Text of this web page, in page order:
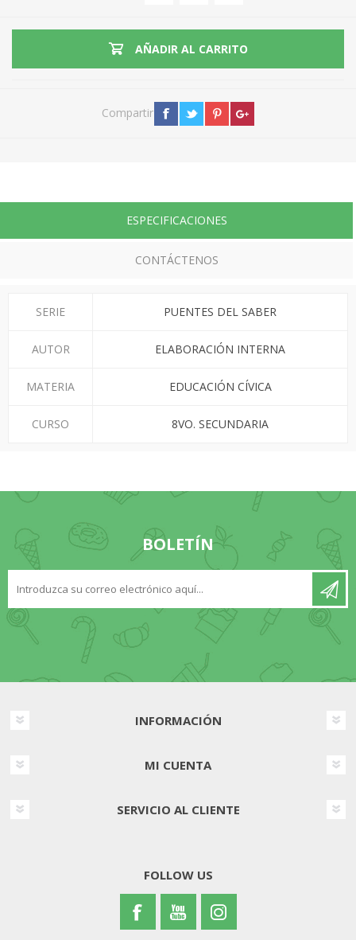
AÑADIR AL CARRITO
Compartir
ESPECIFICACIONES
CONTÁCTENOS
SERIE PUENTES DEL SABER
AUTOR ELABORACIÓN INTERNA
MATERIA EDUCACIÓN CÍVICA
CURSO 8VO. SECUNDARIA
BOLETÍN
INFORMACIÓN
MI CUENTA
SERVICIO AL CLIENTE
FOLLOW US